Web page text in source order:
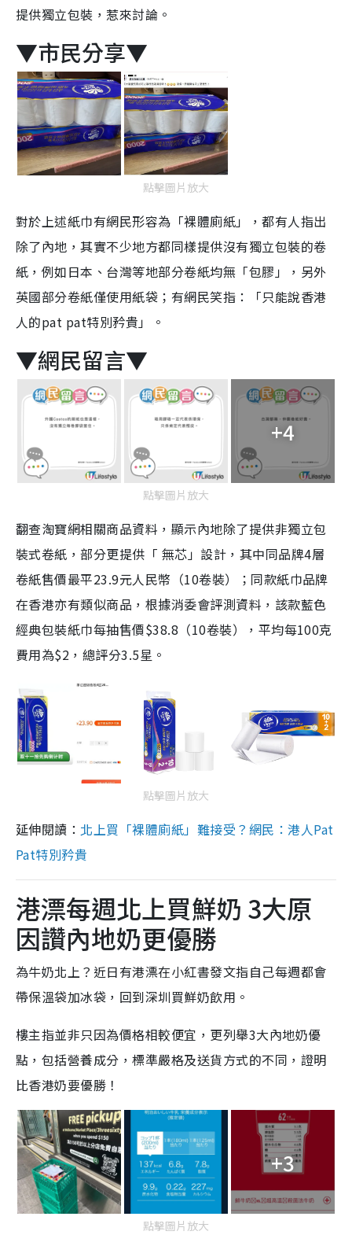
提供獨立包裝，惹來討論。
▼市民分享▼
點擊圖片放大
對於上述紙巾有網民形容為「裸體廁紙」，都有人指出
除了內地，其實不少地方都同樣提供沒有獨立包裝的卷
紙，例如日本、台灣等地部分卷紙均無「包膠」，另外
英國部分卷紙僅使用紙袋；有網民笑指：「只能說香港
人的pat pat特別矜貴」。
▼網民留言▼
+4
點擊圖片放大
翻查淘寶網相關商品資料，顯示內地除了提供非獨立包
裝式卷紙，部分更提供「 無芯」設計，其中同品牌4層
卷紙售價最平23.9元人民幣（10卷裝）；同款紙巾品牌
在香港亦有類似商品，根據消委會評測資料，該款藍色
經典包裝紙巾每抽售價$38.8（10卷裝），平均每100克
費用為$2，總評分3.5星。
點擊圖片放大
延伸閱讀： 北上買「裸體廁紙」難接受？網民：港人Pat
Pat特別矜貴
港漂每週北上買鮮奶 3大原
因讚內地奶更優勝
為牛奶北上？近日有港漂在小紅書發文指自己每週都會
帶保溫袋加冰袋，回到深圳買鮮奶飲用。
樓主指並非只因為價格相較便宜，更列舉3大內地奶優
點，包括營養成分，標準嚴格及送貨方式的不同，證明
比香港奶要優勝！
+3
點擊圖片放大